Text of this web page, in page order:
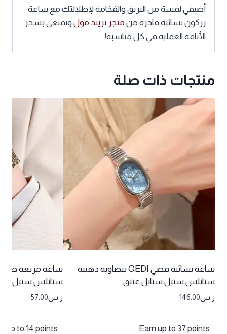
أضيفي لمسة من البريق والفخامة لإطلالتك مع ساعة
زركون نسائية فاخرة من متجر تريند مولوتمتعي بسحر
الأناقة العملية في كل مناسبة!
منتجات ذات صلة
ساعة نسائية فضي GEDI بيضاوية ذهبية
ستانلس ستيل ستايل عتيق
ر.س146.00
Earn up to 37 points.
ستانلس ستيل
ر.س57.00
up to 14 points.